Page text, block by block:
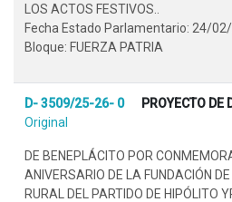
LOS ACTOS FESTIVOS..
Fecha Estado Parlamentario: 24/
Bloque: FUERZA PATRIA
D- 3509/25-26- 0 PROYECTO DE
Original
DE BENEPLÁCITO POR
ANIVERSARIO DE LA FUNDACIÓN
RURAL DEL PARTIDO DE HIPÓLITO